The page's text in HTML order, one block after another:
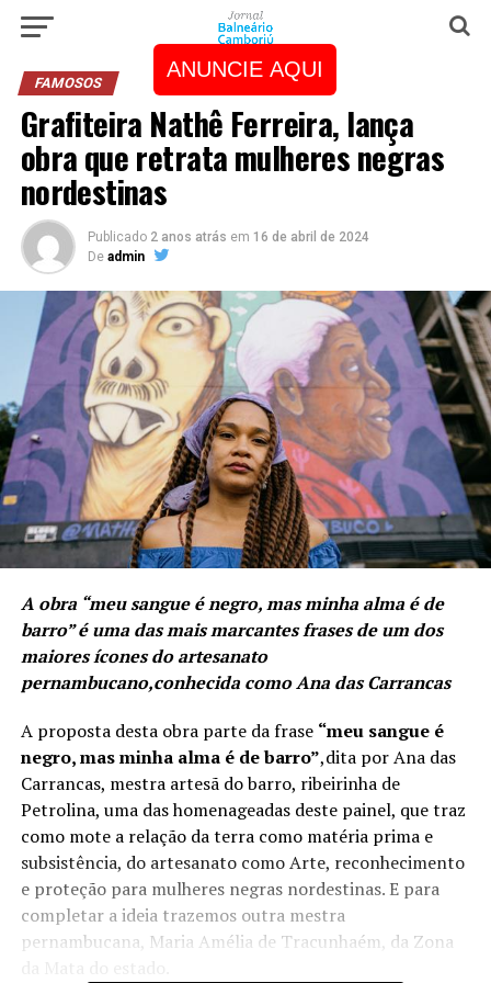
ANUNCIE AQUI
FAMOSOS
Grafiteira Nathê Ferreira, lança
obra que retrata mulheres negras
nordestinas
Publicado 2 anos atrás em 16 de abril de 2024
De admin
A obra “meu sangue é negro, mas minha alma é de
barro” é uma das mais marcantes frases de um dos
maiores ícones do artesanato
pernambucano,conhecida como Ana das Carrancas
A proposta desta obra parte da frase “meu sangue é
negro, mas minha alma é de barro”,dita por Ana das
Carrancas, mestra artesã do barro, ribeirinha de
Petrolina, uma das homenageadas deste painel, que traz
como mote a relação da terra como matéria prima e
subsistência, do artesanato como Arte, reconhecimento
e proteção para mulheres negras nordestinas. E para
completar a ideia trazemos outra mestra
pernambucana, Maria Amélia de Tracunhaém, da Zona